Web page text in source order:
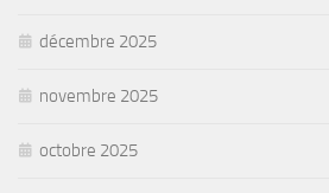
décembre 2025
novembre 2025
octobre 2025